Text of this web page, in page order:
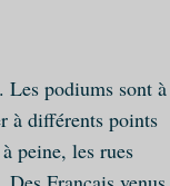
Les podiums sont à
à différents points
peine, les rues